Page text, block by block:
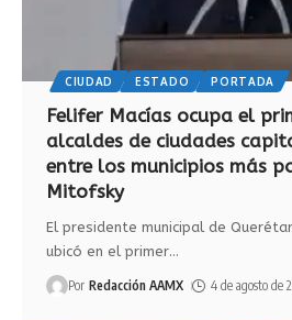
CIUDAD ESTADO PORTADA
Felifer Macías ocupa el
alcaldes de ciudades
entre los municipios más
Mitofsky
El presidente municipal de
ubicó en el primer…
Por Redacción AAMX 4 de agosto de